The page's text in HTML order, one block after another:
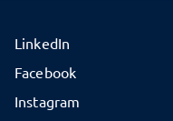
LinkedIn
Facebook
Instagram